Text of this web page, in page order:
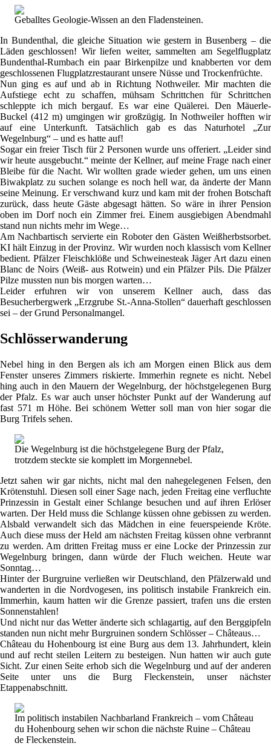
Geballtes Geologie-Wissen an den Fladensteinen.
In Bundenthal, die gleiche Situation wie gestern in Busenberg – die
Läden geschlossen! Wir liefen weiter, sammelten am Segelflugplatz
Bundenthal-Rumbach ein paar Birkenpilze und knabberten vor dem
geschlossenen Flugplatzrestaurant unsere Nüsse und Trockenfrüchte.
Nun ging es auf und ab in Richtung Nothweiler. Mir machten die
Aufstiege echt zu schaffen, mühsam Schrittchen für Schrittchen
schleppte ich mich bergauf. Es war eine Quälerei. Den Mäuerle-
Buckel (412 m) umgingen wir großzügig. In Nothweiler hofften wir
auf eine Unterkunft. Tatsächlich gab es das Naturhotel „Zur
Wegelnburg“ – und es hatte auf!
Sogar ein freier Tisch für 2 Personen wurde uns offeriert. „Leider sind
wir heute ausgebucht.“ meinte der Kellner, auf meine Frage nach einer
Bleibe für die Nacht. Wir wollten grade wieder gehen, um uns einen
Biwakplatz zu suchen solange es noch hell war, da änderte der Mann
seine Meinung. Er verschwand kurz und kam mit der frohen Botschaft
zurück, dass heute Gäste abgesagt hätten. So wäre in ihrer Pension
oben im Dorf noch ein Zimmer frei. Einem ausgiebigen Abendmahl
stand nun nichts mehr im Wege…
Am Nachbartisch servierte ein Roboter den Gästen Weißherbstsorbet.
KI hält Einzug in der Provinz. Wir wurden noch klassisch vom Kellner
bedient. Pfälzer Fleischklöße und Schweinesteak Jäger Art dazu einen
Blanc de Noirs (Weiß- aus Rotwein) und ein Pfälzer Pils. Die Pfälzer
Pilze mussten nun bis morgen warten…
Leider erfuhren wir von unserem Kellner auch, dass das
Besucherbergwerk „Erzgrube St.-Anna-Stollen“ dauerhaft geschlossen
sei – der Grund Personalmangel.
Schlösserwanderung
Nebel hing in den Bergen als ich am Morgen einen Blick aus dem
Fenster unseres Zimmers riskierte. Immerhin regnete es nicht. Nebel
hing auch in den Mauern der Wegelnburg, der höchstgelegenen Burg
der Pfalz. Es war auch unser höchster Punkt auf der Wanderung auf
fast 571 m Höhe. Bei schönem Wetter soll man von hier sogar die
Burg Trifels sehen.
Die Wegelnburg ist die höchstgelegene Burg der Pfalz,
trotzdem steckte sie komplett im Morgennebel.
Jetzt sahen wir gar nichts, nicht mal den nahegelegenen Felsen, den
Krötenstuhl. Diesen soll einer Sage nach, jeden Freitag eine verfluchte
Prinzessin in Gestalt einer Schlange besuchen und auf ihren Erlöser
warten. Der Held muss die Schlange küssen ohne gebissen zu werden.
Alsbald verwandelt sich das Mädchen in eine feuerspeiende Kröte.
Auch diese muss der Held am nächsten Freitag küssen ohne verbrannt
zu werden. Am dritten Freitag muss er eine Locke der Prinzessin zur
Wegelnburg bringen, dann würde der Fluch weichen. Heute war
Sonntag…
Hinter der Burgruine verließen wir Deutschland, den Pfälzerwald und
wanderten in die Nordvogesen, ins politisch instabile Frankreich ein.
Immerhin, kaum hatten wir die Grenze passiert, trafen uns die ersten
Sonnenstahlen!
Und nicht nur das Wetter änderte sich schlagartig, auf den Berggipfeln
standen nun nicht mehr Burgruinen sondern Schlösser – Châteaus…
Château du Hohenbourg ist eine Burg aus dem 13. Jahrhundert, klein
und auf recht steilen Leitern zu besteigen. Nun hatten wir auch gute
Sicht. Zur einen Seite erhob sich die Wegelnburg und auf der anderen
Seite unter uns die Burg Fleckenstein, unser nächster
Etappenabschnitt.
Im politisch instabilen Nachbarland Frankreich – vom Château
du Hohenbourg sehen wir schon die nächste Ruine – Château
de Fleckenstein.